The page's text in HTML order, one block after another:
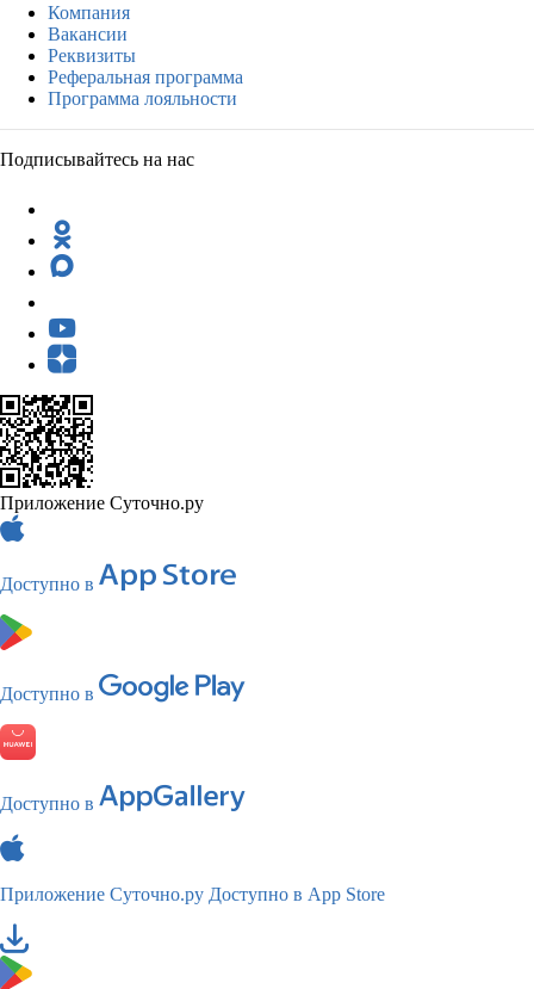
Компания
Вакансии
Реквизиты
Реферальная программа
Программа лояльности
Подписывайтесь на нас
Приложение Суточно.ру
Доступно в
Доступно в
Доступно в
Приложение Суточно.ру Доступно в App Store